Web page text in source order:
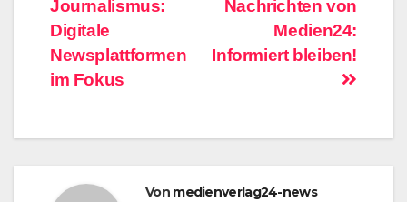
Nachrichten von
Medien24:
Informiert bleiben!
Journalismus:
Digitale
Newsplattformen
im Fokus
Von medienverlag24-news